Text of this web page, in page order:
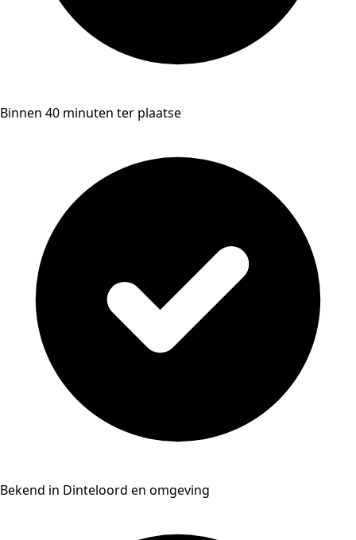
Binnen 40 minuten ter plaatse
Bekend in Dinteloord en omgeving